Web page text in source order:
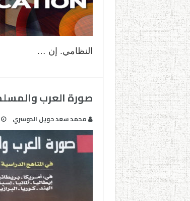
النظامي. إن …
صورة العرب
محمد سعد حويل الدوسري‎